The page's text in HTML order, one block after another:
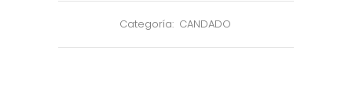
Categoría: CANDADO